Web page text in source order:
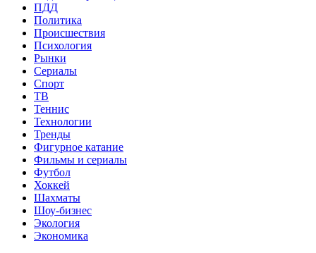
ПДД
Политика
Происшествия
Психология
Рынки
Сериалы
Спорт
ТВ
Теннис
Технологии
Тренды
Фигурное катание
Фильмы и сериалы
Футбол
Хоккей
Шахматы
Шоу-бизнес
Экология
Экономика